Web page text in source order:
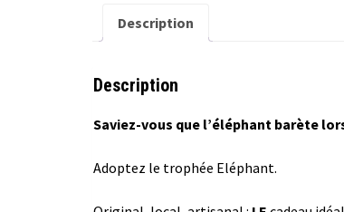
Description
Description
Saviez-vous que l’éléphant barète
Adoptez le trophée Eléphant.